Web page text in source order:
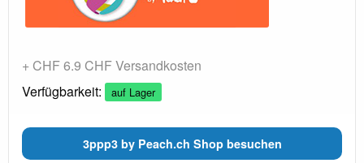
+ CHF 6.9 CHF Versandkosten
Verfügbarkeit:
auf Lager
3ppp3 by Peach.ch Shop besuchen